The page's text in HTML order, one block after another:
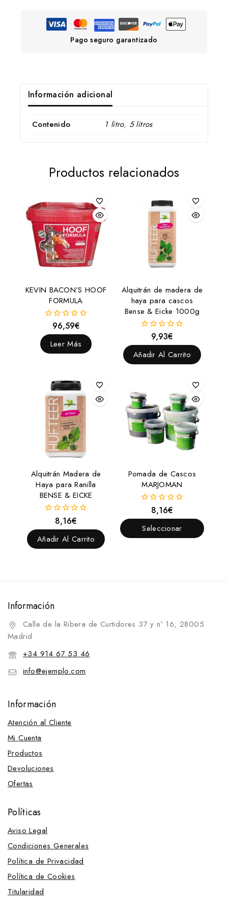
Pago seguro garantizado
Información adicional
Contenido 1 litro, 5 litros
Productos relacionados
KEVIN BACON’S HOOF
FORMULA
fuera
de
5
96,59€
Leer Más
Alquitrán de madera de
haya para cascos
Bense & Eicke 1000g
fuera
de
9,93€
Añadir Al Carrito
Alquitrán Madera de
Haya para Ranilla
BENSE & EICKE
fuera
de
8,16€
Añadir Al Carrito
Pomada de Cascos
MARJOMAN
fuera
de
8,16€
Seleccionar
Información
Calle de la Ribera de Curtidores 37 y nº 16, 28005
Madrid
+34 914 67 53 46
info@ejemplo.com
Información
Atención al Cliente
Mi Cuenta
Productos
Devoluciones
Ofertas
Políticas
Aviso Legal
Condiciones Generales
Política de Privacidad
Política de Cookies
Titularidad